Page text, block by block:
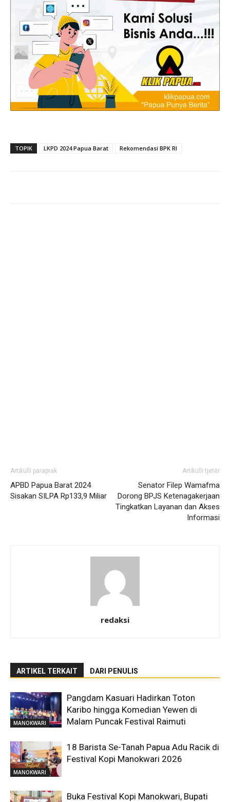
TOPIK LKPD 2024 Papua Barat Rekomendasi BPK RI
Artikulli paraprak
APBD Papua Barat 2024
Sisakan SILPA Rp133,9 Miliar
Artikulli tjetër
Senator Filep Wamafma
Dorong BPJS Ketenagakerjaan
Tingkatkan Layanan dan Akses
Informasi
redaksi
ARTIKEL TERKAIT DARI PENULIS
MANOKWARI
Pangdam Kasuari Hadirkan Toton
Karibo hingga Komedian Yewen di
Malam Puncak Festival Raimuti
MANOKWARI
18 Barista Se-Tanah Papua Adu Racik di
Festival Kopi Manokwari 2026
Buka Festival Kopi Manokwari, Bupati